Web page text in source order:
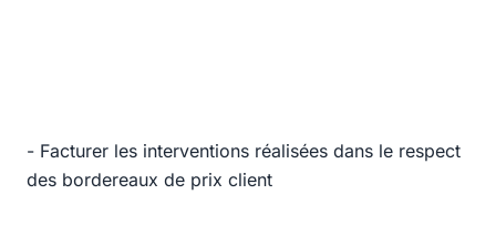
- Facturer les interventions réalisées dans le respect
des bordereaux de prix client